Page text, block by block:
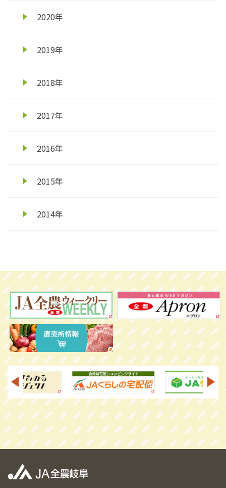
2020年
2019年
2018年
2017年
2016年
2015年
2014年